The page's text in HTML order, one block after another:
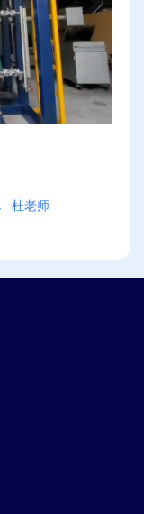
Next
杜老师